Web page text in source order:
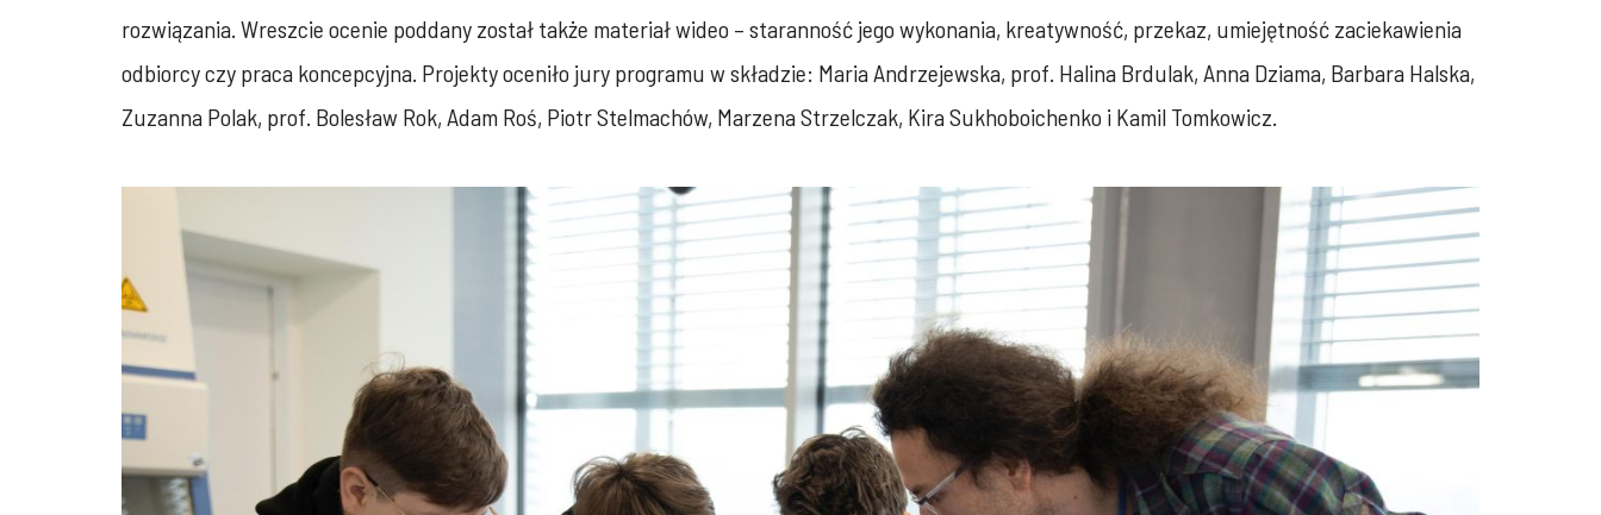
rozwiązania. Wreszcie ocenie poddany został także materiał wideo – staranność jego wykonania, kreatywność, przekaz, umiejętność zaciekawienia
odbiorcy czy praca koncepcyjna. Projekty oceniło jury programu w składzie: Maria Andrzejewska, prof. Halina Brdulak, Anna Dziama, Barbara Halska,
Zuzanna Polak, prof. Bolesław Rok, Adam Roś, Piotr Stelmachów, Marzena Strzelczak, Kira Sukhoboichenko i Kamil Tomkowicz.